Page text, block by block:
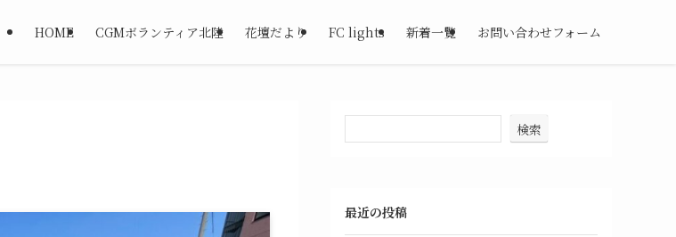
HOME CGMボランティア北陸 花壇だより FC lights 新着一覧 お問い合わせフォーム
検索
最近の投稿